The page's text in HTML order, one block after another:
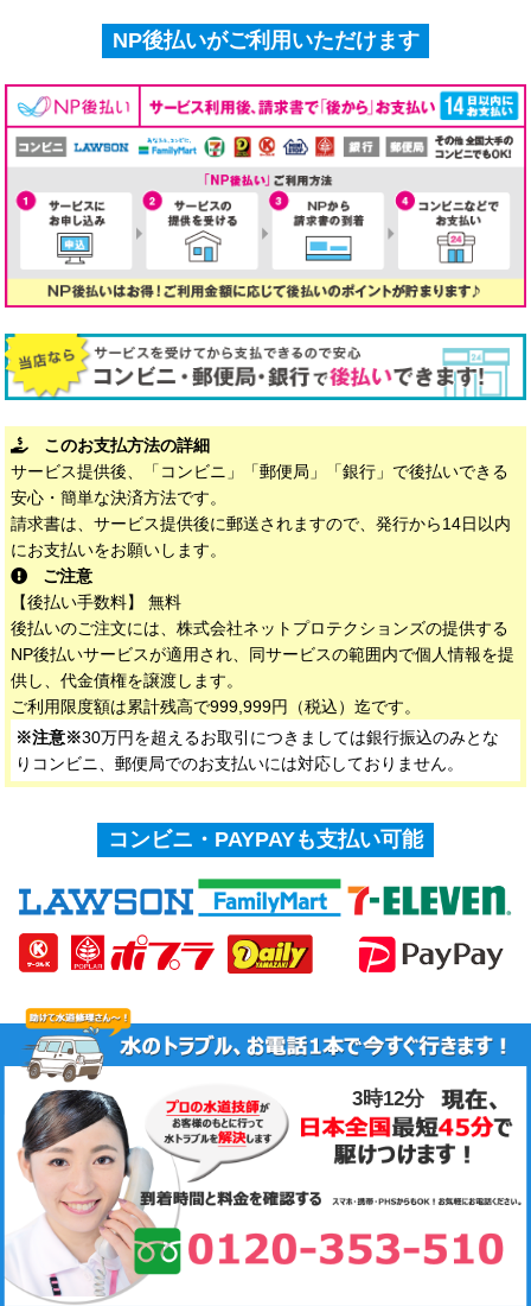
NP後払いがご利用いただけます
このお支払方法の詳細
サービス提供後、「コンビニ」「郵便局」「銀行」で後払いできる
安心・簡単な決済方法です。
請求書は、サービス提供後に郵送されますので、発行から14日以内
にお支払いをお願いします。
ご注意
【後払い手数料】 無料
後払いのご注文には、株式会社ネットプロテクションズの提供する
NP後払いサービスが適用され、同サービスの範囲内で個人情報を提
供し、代金債権を譲渡します。
ご利用限度額は累計残高で999,999円（税込）迄です。
※注意※30万円を超えるお取引につきましては銀行振込のみとな
りコンビニ、郵便局でのお支払いには対応しておりません。
コンビニ・PAYPAYも支払い可能
3時12分